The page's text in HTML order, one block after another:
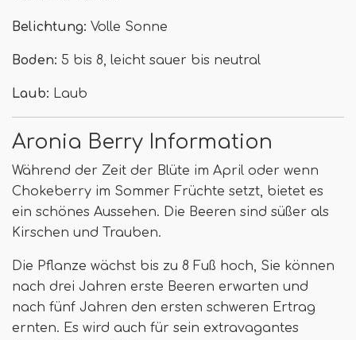
Belichtung: Volle Sonne
Boden: 5 bis 8, leicht sauer bis neutral
Laub: Laub
Aronia Berry Information
Während der Zeit der Blüte im April oder wenn
Chokeberry im Sommer Früchte setzt, bietet es
ein schönes Aussehen. Die Beeren sind süßer als
Kirschen und Trauben.
Die Pflanze wächst bis zu 8 Fuß hoch, Sie können
nach drei Jahren erste Beeren erwarten und
nach fünf Jahren den ersten schweren Ertrag
ernten. Es wird auch für sein extravagantes